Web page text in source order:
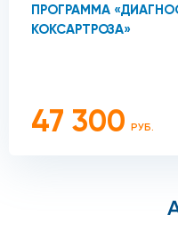
ПРОГРАММА
КОКСАРТРОЗА»
47 300 РУБ.